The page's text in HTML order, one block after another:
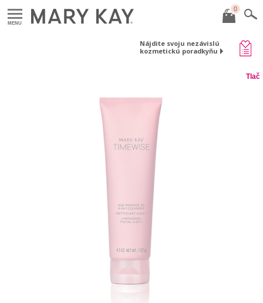
MENU
0
Nájdite svoju nezávislú
kozmetickú poradkyňu
Tlač